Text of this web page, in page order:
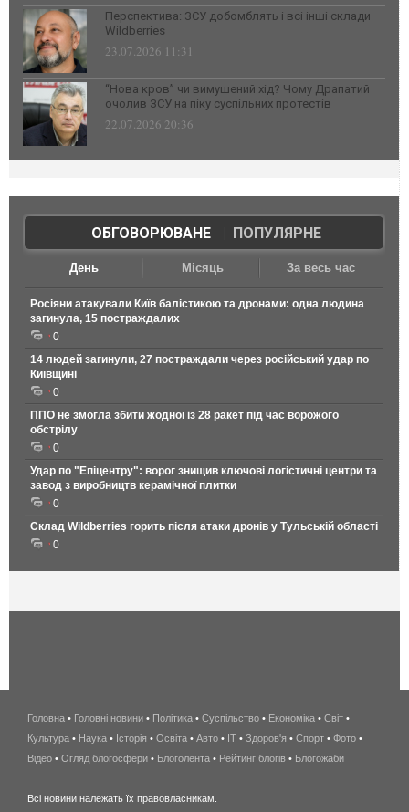
Перспектива: ЗСУ добомблять і всі інші склади
Wildberries
23.07.2026 11:31
“Нова кров” чи вимушений хід? Чому Драпатий
очолив ЗСУ на піку суспільних протестів
22.07.2026 20:36
ОБГОВОРЮВАНЕ| ПОПУЛЯРНЕ
День Місяць За весь час
Росіяни атакували Київ балістикою та дронами: одна людина
загинула, 15 постраждалих
0
14 людей загинули, 27 постраждали через російський удар по
Київщині
0
ППО не змогла збити жодної із 28 ракет під час ворожого
обстрілу
0
Удар по "Епіцентру": ворог знищив ключові логістичні центри та
завод з виробництв керамічної плитки
0
Склад Wildberries горить після атаки дронів у Тульській області
0
беспроводной
интернет
киев
Головна • Головні новини • Політика • Суспільство • Економіка • Світ •
Культура • Наука • Історія • Освіта • Авто • IT • Здоров'я • Спорт • Фото •
Відео • Огляд блогосфери • Блоголента • Рейтинг блогів • Блогожаби
Всі новини належать їх правовласникам.